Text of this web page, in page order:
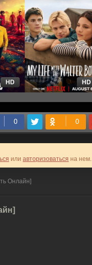
HD HD
или авторизоваться на нем.
Онлайн]